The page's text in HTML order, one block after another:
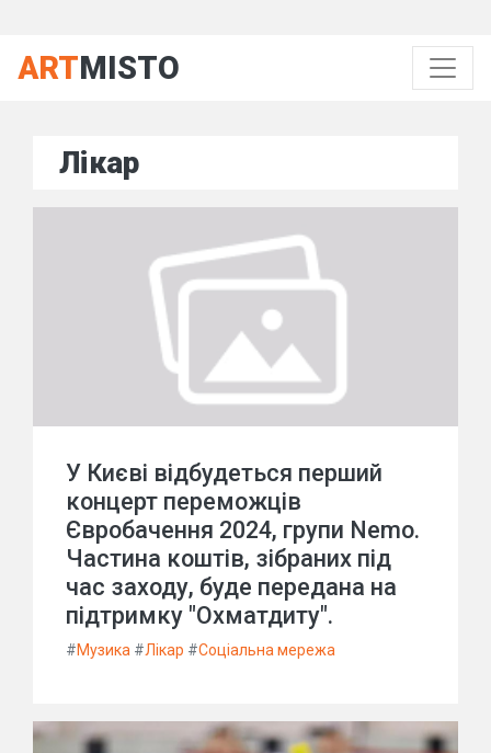
ARTMISTO
Лікар
У Києві відбудеться перший
концерт переможців
Євробачення 2024, групи Nemo.
Частина коштів, зібраних під
час заходу, буде передана на
підтримку "Охматдиту".
#Музика #Лікар #Соціальна мережа